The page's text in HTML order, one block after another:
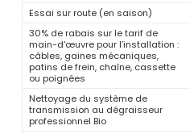
Essai sur route (en saison)
30% de rabais sur le tarif de
main-d'œuvre pour l’installation :
câbles, gaines mécaniques,
patins de frein, chaîne, cassette
ou poignées
Nettoyage du système de
transmission au dégraisseur
professionnel Bio